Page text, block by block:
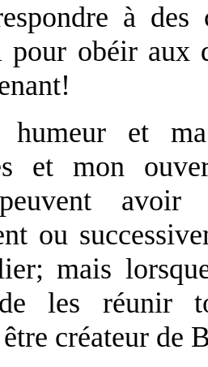
à
pour obéir aux
humeur et
et mon
peuvent
ou
mais
de les
créateur de